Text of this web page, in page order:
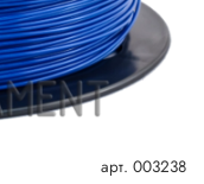
арт. 003238